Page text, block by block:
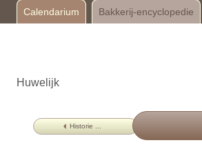
Calendarium Bakkerij-encyclopedie
Huwelijk
Historie ...